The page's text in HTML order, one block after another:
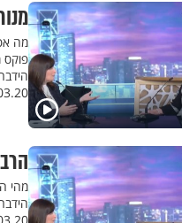
מה
פוקס
| 01:30
מהי